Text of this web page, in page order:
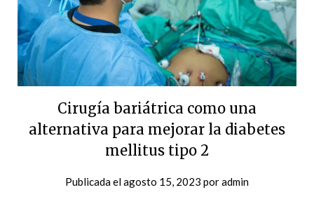
Cirugía bariátrica como una
alternativa para mejorar la diabetes
mellitus tipo 2
Publicada elagosto 15, 2023 poradmin